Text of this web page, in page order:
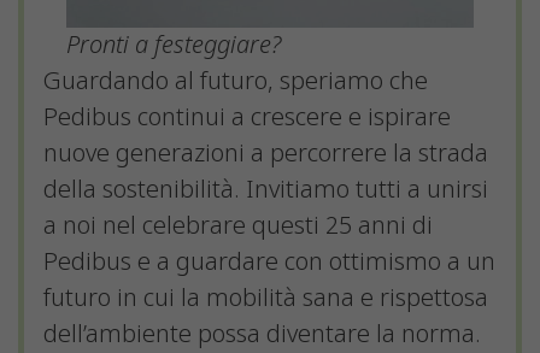
Pronti a festeggiare?
Guardando al futuro, speriamo che
Pedibus continui a crescere e ispirare
nuove generazioni a percorrere la strada
della sostenibilità. Invitiamo tutti a unirsi
a noi nel celebrare questi 25 anni di
Pedibus e a guardare con ottimismo a un
futuro in cui la mobilità sana e rispettosa
dell’ambiente possa diventare la norma.